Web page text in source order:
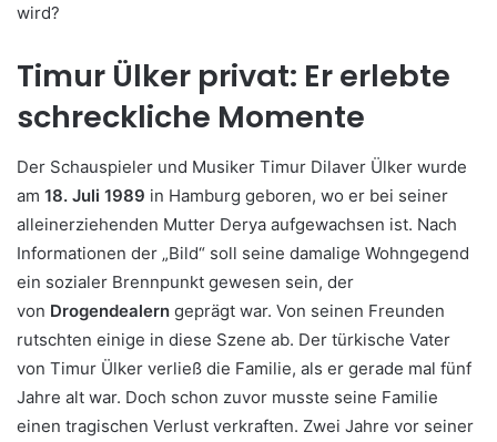
wird?
Timur Ülker privat: Er erlebte
schreckliche Momente
Der Schauspieler und Musiker Timur Dilaver Ülker wurde
am 18. Juli 1989 in Hamburg geboren, wo er bei seiner
alleinerziehenden Mutter Derya aufgewachsen ist. Nach
Informationen der „Bild“ soll seine damalige Wohngegend
ein sozialer Brennpunkt gewesen sein, der
von Drogendealern geprägt war. Von seinen Freunden
rutschten einige in diese Szene ab. Der türkische Vater
von Timur Ülker verließ die Familie, als er gerade mal fünf
Jahre alt war. Doch schon zuvor musste seine Familie
einen tragischen Verlust verkraften. Zwei Jahre vor seiner